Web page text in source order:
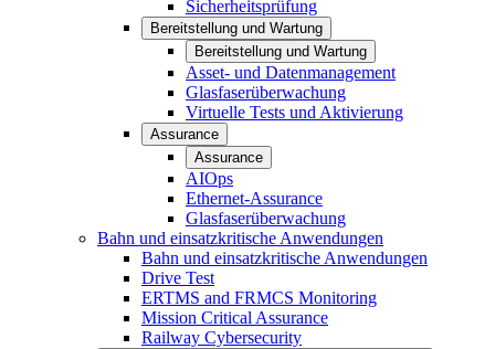
Sicherheitsprüfung
Bereitstellung und Wartung
Bereitstellung und Wartung
Asset- und Datenmanagement
Glasfaserüberwachung
Virtuelle Tests und Aktivierung
Assurance
Assurance
AIOps
Ethernet-Assurance
Glasfaserüberwachung
Bahn und einsatzkritische Anwendungen
Bahn und einsatzkritische Anwendungen
Drive Test
ERTMS and FRMCS Monitoring
Mission Critical Assurance
Railway Cybersecurity